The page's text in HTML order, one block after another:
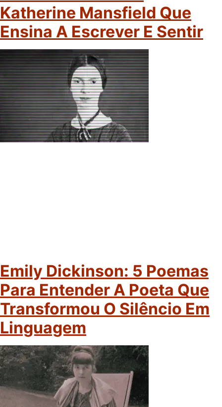
Katherine Mansfield Que
Ensina A Escrever E Sentir
Emily Dickinson: 5 Poemas
Para Entender A Poeta Que
Transformou O Silêncio Em
Linguagem